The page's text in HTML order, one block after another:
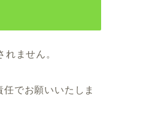
ません。
でお願いいたしま